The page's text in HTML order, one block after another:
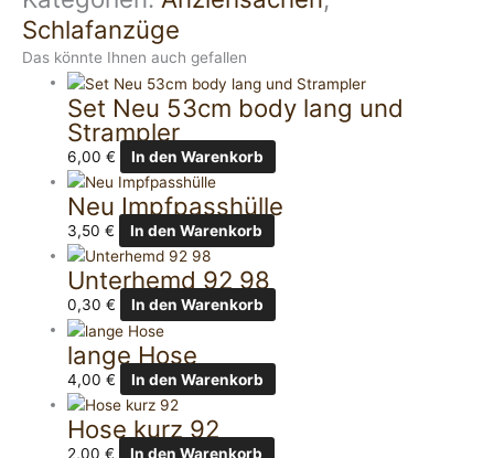
Schlafanzüge
Das könnte Ihnen auch gefallen
Set Neu 53cm body lang und
Strampler
6,00€ In den Warenkorb
Neu Impfpasshülle
3,50€ In den Warenkorb
Unterhemd 92 98
0,30€ In den Warenkorb
lange Hose
4,00€ In den Warenkorb
Hose kurz 92
2,00€ In den Warenkorb